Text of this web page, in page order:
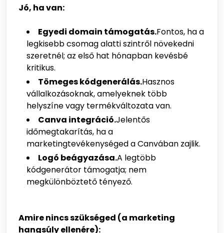
Jó, ha van:
Egyedi domain támogatás.Fontos, ha a
legkisebb csomag alatti szintről növekedni
szeretnél; az első hat hónapban kevésbé
kritikus.
Tömeges kódgenerálás.Hasznos
vállalkozásoknak, amelyeknek több
helyszíne vagy termékváltozata van.
Canva integráció.Jelentős
időmegtakarítás, ha a
marketingtevékenységed a Canvában zajlik.
Logó beágyazása.A legtöbb
kódgenerátor támogatja; nem
megkülönböztető tényező.
Amire nincs szükséged (a marketing
hangsúly ellenére):